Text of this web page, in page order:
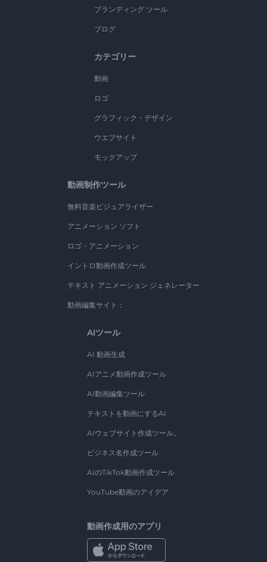
ブランディング ツール
ブログ
カテゴリー
動画
ロゴ
グラフィック・デザイン
ウエブサイト
モックアップ
動画制作ツール
無料音楽ビジュアライザー
アニメーション ソフト
ロゴ・アニメーション
イントロ動画作成ツール
テキスト アニメーション ジェネレーター
動画編集サイト：
AIツール
AI 動画生成
AIアニメ動画作成ツール
AI動画編集ツール
テキストを動画にするAI
AIウェブサイト作成ツール。
ビジネス名作成ツール
AIのTikTok動画作成ツール
YouTube動画のアイデア
動画作成用のアプリ